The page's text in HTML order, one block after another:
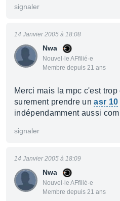
signaler
Nwa
Nouvel·le AFfilié·e
Membre depuis 21 ans
14 Janvier 2005 à 18:08
Merci mais la mpc c'est
surement prendre unasr 10
indépendamment aussi
signaler
Nwa
Nouvel·le AFfilié·e
Membre depuis 21 ans
14 Janvier 2005 à 18:09